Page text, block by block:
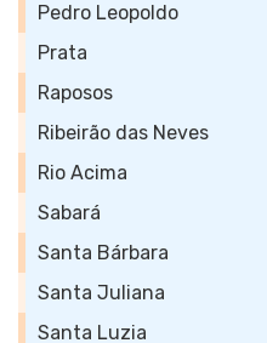
Pedro Leopoldo
Prata
Raposos
Ribeirão das Neves
Rio Acima
Sabará
Santa Bárbara
Santa Juliana
Santa Luzia